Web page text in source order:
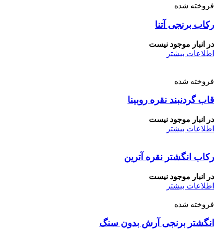
فروخته شده
رکاب برنجی آتنا
در انبار موجود نیست
اطلاعات بیشتر
فروخته شده
قاب گردنبند نقره روبینا
در انبار موجود نیست
اطلاعات بیشتر
رکاب انگشتر نقره آترین
در انبار موجود نیست
اطلاعات بیشتر
فروخته شده
انگشتر برنجی آرش بدون سنگ